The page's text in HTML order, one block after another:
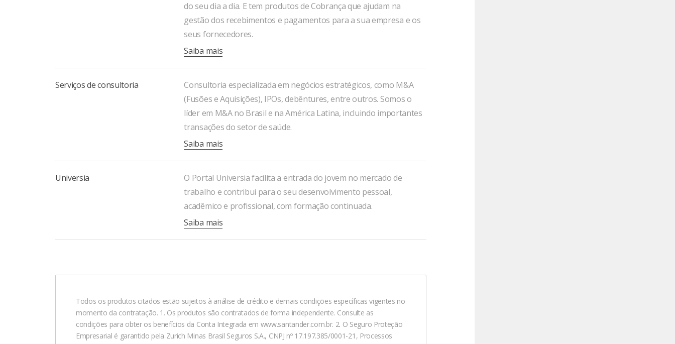
do seu dia a dia. E tem produtos de Cobrança que ajudam na
gestão dos recebimentos e pagamentos para a sua empresa e os
seus fornecedores.
Saiba mais
Serviços de consultoria
Consultoria especializada em negócios estratégicos, como M&A
(Fusões e Aquisições), IPOs, debêntures, entre outros. Somos o
líder em M&A no Brasil e na América Latina, incluindo importantes
transações do setor de saúde.
Saiba mais
Universia
O Portal Universia facilita a entrada do jovem no mercado de
trabalho e contribui para o seu desenvolvimento pessoal,
acadêmico e profissional, com formação continuada.
Saiba mais
Todos os produtos citados estão sujeitos à análise de crédito e demais condições específicas vigentes no
momento da contratação. 1. Os produtos são contratados de forma independente. Consulte as
condições para obter os benefícios da Conta Integrada em www.santander.com.br. 2. O Seguro Proteção
Empresarial é garantido pela Zurich Minas Brasil Seguros S.A., CNPJ nº 17.197.385/0001-21, Processos